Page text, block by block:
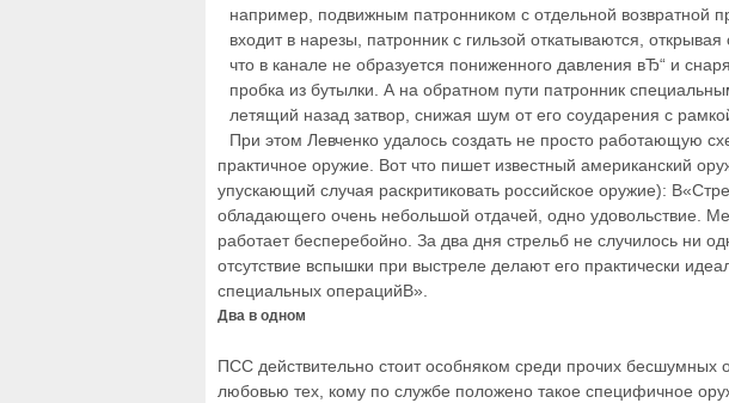
например, подвижным патронником с отдельной возвратной
входит в нарезы, патронник с гильзой откатываются,
что в канале не образуется пониженного давления вЂ“ и
пробка из бутылки. А на обратном пути патронник
летящий назад затвор, снижая шум от его соударения с
При этом Левченко удалось создать не просто работающую
практичное оружие. Вот что пишет известный американский
упускающий случая раскритиковать российское оружие):
обладающего очень небольшой отдачей, одно удовольствие.
работает бесперебойно. За два дня стрельб не случилось ни
отсутствие вспышки при выстреле делают его практически
специальных операцийВ».
Два в одном
ПСС действительно стоит особняком среди прочих бесшумных
любовью тех, кому по службе положено такое специфичное